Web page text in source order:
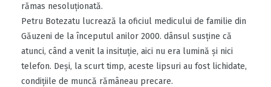
rămas nesoluţionată.
Petru Botezatu lucrează la oficiul medicului de familie din
Găuzeni de la începutul anilor 2000. dânsul susţine că
atunci, când a venit la insituţie, aici nu era lumină şi nici
telefon. Deşi, la scurt timp, aceste lipsuri au fost lichidate,
condiţiile de muncă rămâneau precare.